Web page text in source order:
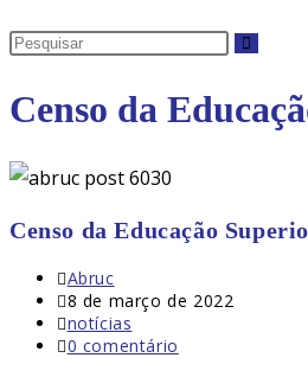
do
Pesquisar
site
Censo da
Censo da Educação
Autor
do
post:
Abruc
Post
publicado:
8 de março de 2022
Categoria
do
notícias
Comentários
0 comentário